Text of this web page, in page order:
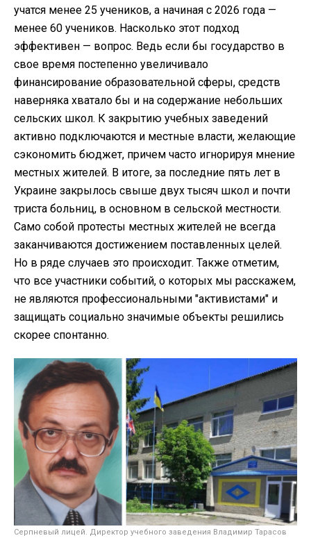
учатся менее 25 учеников, а начиная с 2026 года —
менее 60 учеников. Насколько этот подход
эффективен — вопрос. Ведь если бы государство в
свое время постепенно увеличивало
финансирование образовательной сферы, средств
наверняка хватало бы и на содержание небольших
сельских школ. К закрытию учебных заведений
активно подключаются и местные власти, желающие
сэкономить бюджет, причем часто игнорируя мнение
местных жителей. В итоге, за последние пять лет в
Украине закрылось свыше двух тысяч школ и почти
триста больниц, в основном в сельской местности.
Само собой протесты местных жителей не всегда
заканчиваются достижением поставленных целей.
Но в ряде случаев это происходит. Также отметим,
что все участники событий, о которых мы расскажем,
не являются профессиональными "активистами" и
защищать социально значимые объекты решились
скорее спонтанно.
Серпневый лицей. Директор учебного заведения Владимир Тарасов